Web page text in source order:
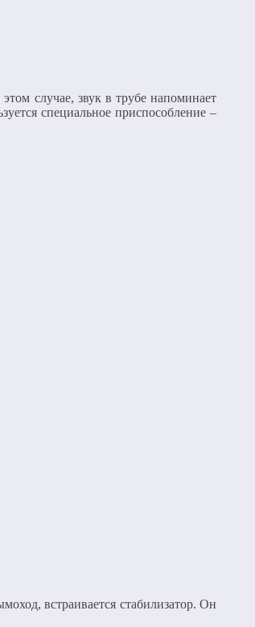
случае, звук в трубе напоминает
специальное приспособление –
встраивается стабилизатор. Он